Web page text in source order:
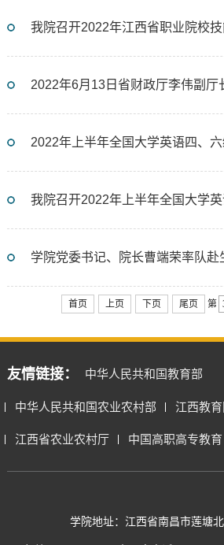
首页 上页 下页 尾页 第
友情链接： 中华人民共和国教育部
中华人民共和国农业农村部 江西教育
江西省农业农村厅 中国高职高专教育
学院地址：江西省南昌市莲塘